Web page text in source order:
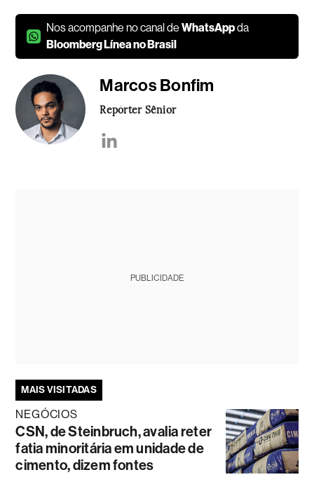
Nos acompanhe no canal deWhatsAppda
Bloomberg Línea no Brasil
Marcos Bonfim
Repórter Sênior
PUBLICIDADE
MAIS VISITADAS
NEGÓCIOS
CSN, de Steinbruch, avalia reter
fatia minoritária em unidade de
cimento, dizem fontes